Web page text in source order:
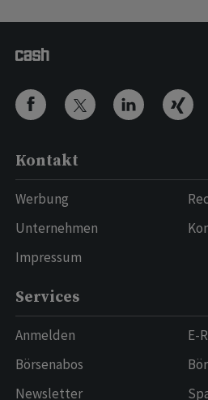
Kontakt
Werbung
Unternehmen
Impressum
Services
Anmelden
Börsenabos
Newsletter
E-